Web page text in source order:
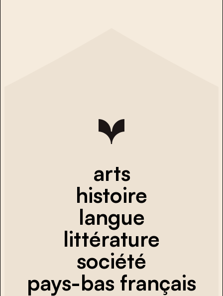
arts
histoire
langue
littérature
société
pays-bas français